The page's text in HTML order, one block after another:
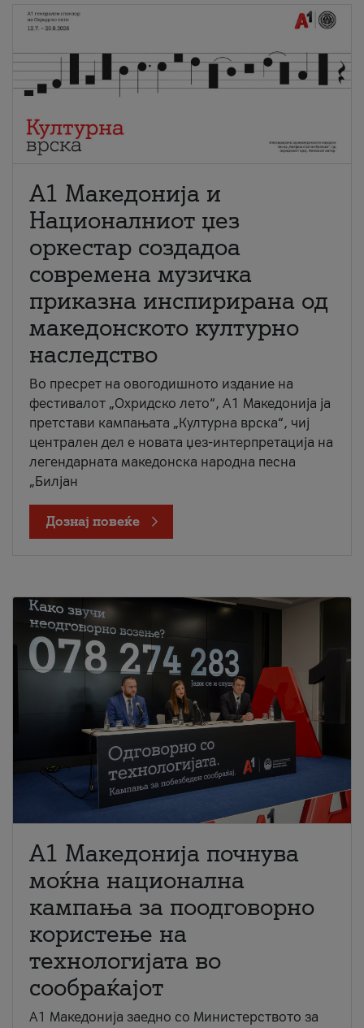
А1 Македонија и
Националниот џез
оркестар создадоа
современа музичка
приказна инспирирана од
македонското културно
наследство
Во пресрет на овогодишното издание на
фестивалот „Охридско лето“, А1 Македонија ја
претстави кампањата „Културна врска“, чиј
централен дел е новата џез-интерпретација на
легендарната македонска народна песна
„Билјан
Дознај повеќе
A1 Македонија почнува
моќна национална
кампања за поодговорно
користење на
технологијата во
сообраќајот
A1 Македонија заедно со Министерството за